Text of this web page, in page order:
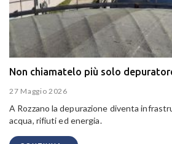
Non chiamatelo più solo
27 Maggio 2026
A Rozzano la depurazione diventa
acqua, rifiuti ed energia.